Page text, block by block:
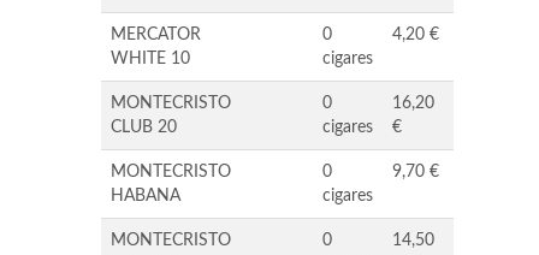
MERCATOR
WHITE 10
0
cigares
4,20 €
MONTECRISTO
CLUB 20
0
cigares
16,20
€
MONTECRISTO
HABANA
0
cigares
9,70 €
MONTECRISTO
0
14,50